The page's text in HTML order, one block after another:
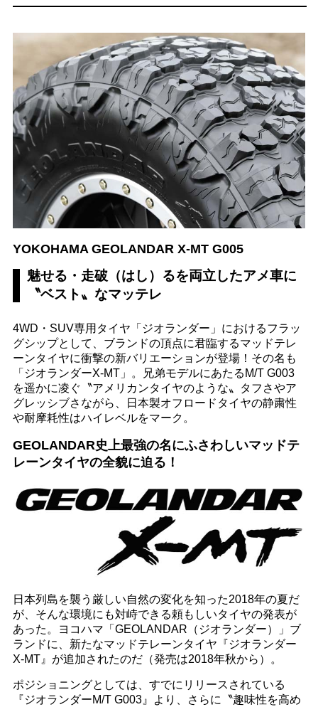
YOKOHAMA GEOLANDAR X-MT G005
魅せる・走破（はし）るを両立したアメ車に
〝ベスト〟なマッテレ
4WD・SUV専用タイヤ「ジオランダー」におけるフラッ
グシップとして、ブランドの頂点に君臨するマッドテレ
ーンタイヤに衝撃の新バリエーションが登場！その名も
「ジオランダーX-MT」。兄弟モデルにあたるM/T G003
を遥かに凌ぐ〝アメリカンタイヤのような〟タフさやア
グレッシブさながら、日本製オフロードタイヤの静粛性
や耐摩耗性はハイレベルをマーク。
GEOLANDAR史上最強の名にふさわしいマッドテ
レーンタイヤの全貌に迫る！
日本列島を襲う厳しい自然の変化を知った2018年の夏だ
が、そんな環境にも対峙できる頼もしいタイヤの発表が
あった。ヨコハマ「GEOLANDAR（ジオランダー）」ブ
ランドに、新たなマッドテレーンタイヤ『ジオランダー
X‐MT』が追加されたのだ（発売は2018年秋から）。
ポジショニングとしては、すでにリリースされている
『ジオランダーM/T G003』より、さらに〝趣味性を高め